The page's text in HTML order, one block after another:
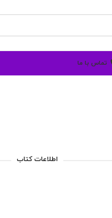
تماس با ما
اطلاعات کتاب